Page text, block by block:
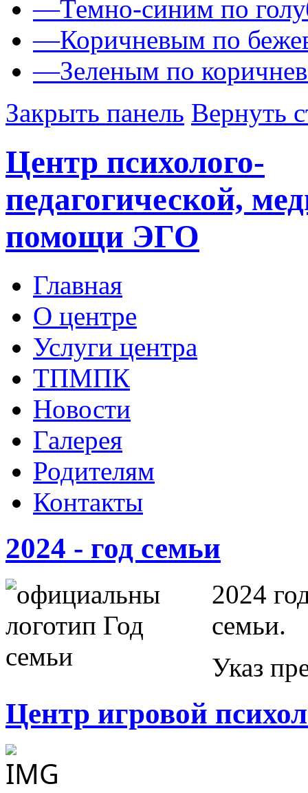
—Темно-синим по
—Коричневым по
—Зеленым по
Закрыть панель Вернуть
Центр психолого-
педагогической,
помощи ЭГО
Главная
О центре
Услуги центра
ТПМПК
Новости
Галерея
Родителям
Контакты
2024 - год семьи
2024
семьи.
Указ
Центр игровой